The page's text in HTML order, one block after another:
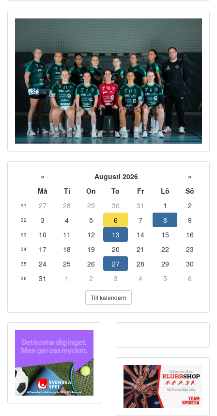
« Augusti 2026
»
Må
Ti On To Fr Lö Sö
31 27 28 29 30 31 1 2
32 3 4 5 6 7 8 9
33 10 11 12 13 14 15 16
34 17 18 19 20 21 22 23
35 24 25 26 27 28 29 30
36 31 1 2 3 4 5 6
Till kalendern